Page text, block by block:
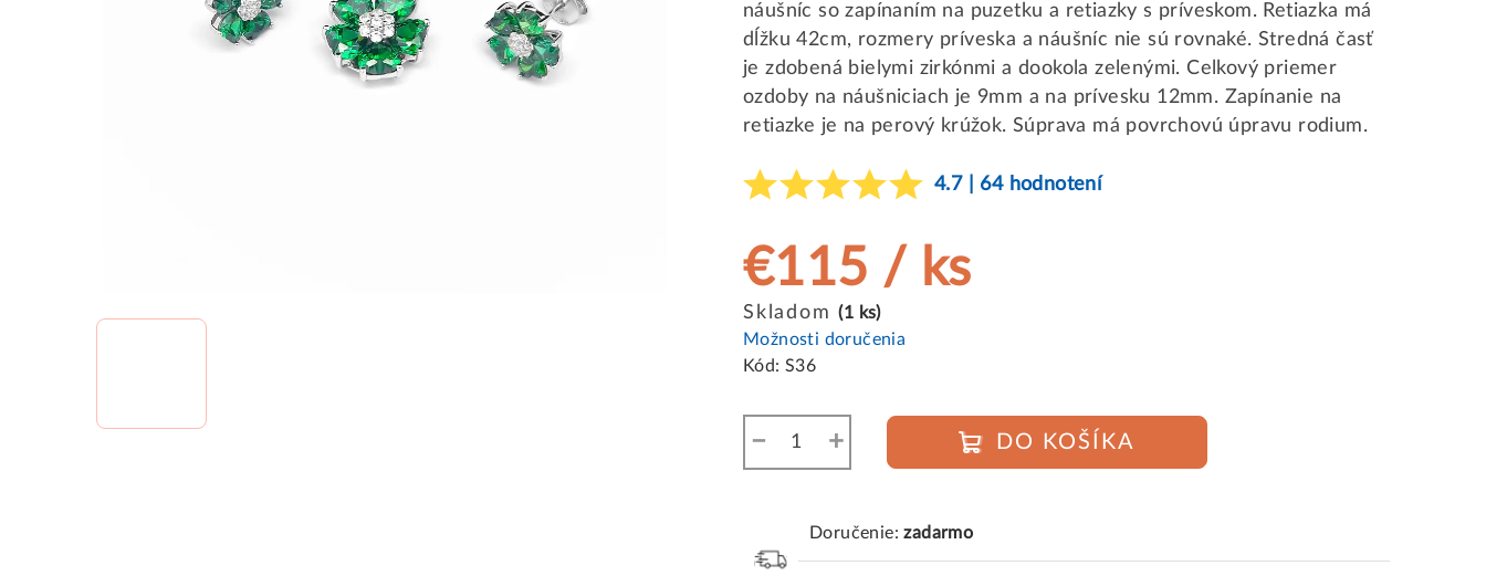
náušníc so zapínaním na puzetku a retiazky s príveskom. Retiazka má
dĺžku 42cm, rozmery príveska a náušníc nie sú rovnaké. Stredná časť
je zdobená bielymi zirkónmi a dookola zelenými. Celkový priemer
ozdoby na náušniciach je 9mm a na prívesku 12mm. Zapínanie na
retiazke je na perový krúžok. Súprava má povrchovú úpravu rodium.
4.7 | 64 hodnotení
€115 / ks
Jednotková
cena:
Skladom(1 ks)
Možnosti doručenia
Kód: S36
+
− DO KOŠÍKA
Doručenie:zadarmo